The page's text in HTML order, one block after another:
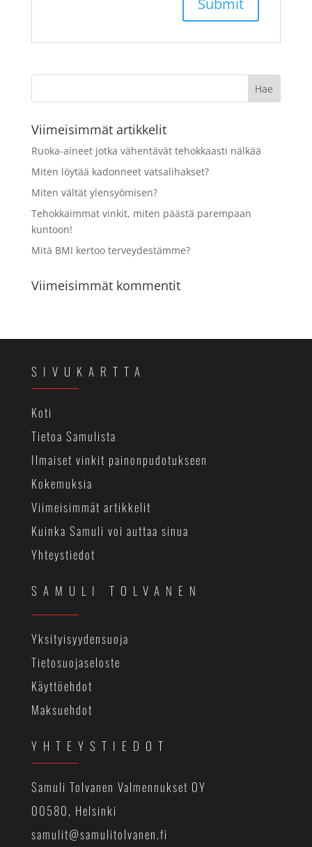
Viimeisimmät artikkelit
Ruoka-aineet jotka vähentävät tehokkaasti nälkää
Miten löytää kadonneet vatsalihakset?
Miten vältät ylensyömisen?
Tehokkaimmat vinkit, miten päästä parempaan
kuntoon!
Mitä BMI kertoo terveydestämme?
Viimeisimmät kommentit
SIVUKARTTA
Koti
Tietoa Samulista
Ilmaiset vinkit painonpudotukseen
Kokemuksia
Viimeisimmät artikkelit
Kuinka Samuli voi auttaa sinua
Yhteystiedot
SAMULI TOLVANEN
Yksityisyydensuoja
Tietosuojaseloste
Käyttöehdot
Maksuehdot
YHTEYSTIEDOT
Samuli Tolvanen Valmennukset OY
00580, Helsinki
samulit@samulitolvanen.fi